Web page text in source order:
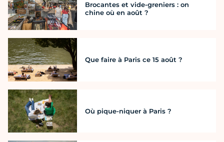
Brocantes et vide-greniers : on
chine où en août ?
Que faire à Paris ce 15 août ?
Où pique-niquer à Paris ?